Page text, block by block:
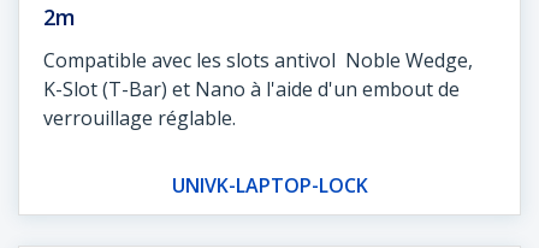
2m
Compatible avec les slots antivol Noble Wedge,
K-Slot (T-Bar) et Nano à l'aide d'un embout de
verrouillage réglable.
UNIVK-LAPTOP-LOCK